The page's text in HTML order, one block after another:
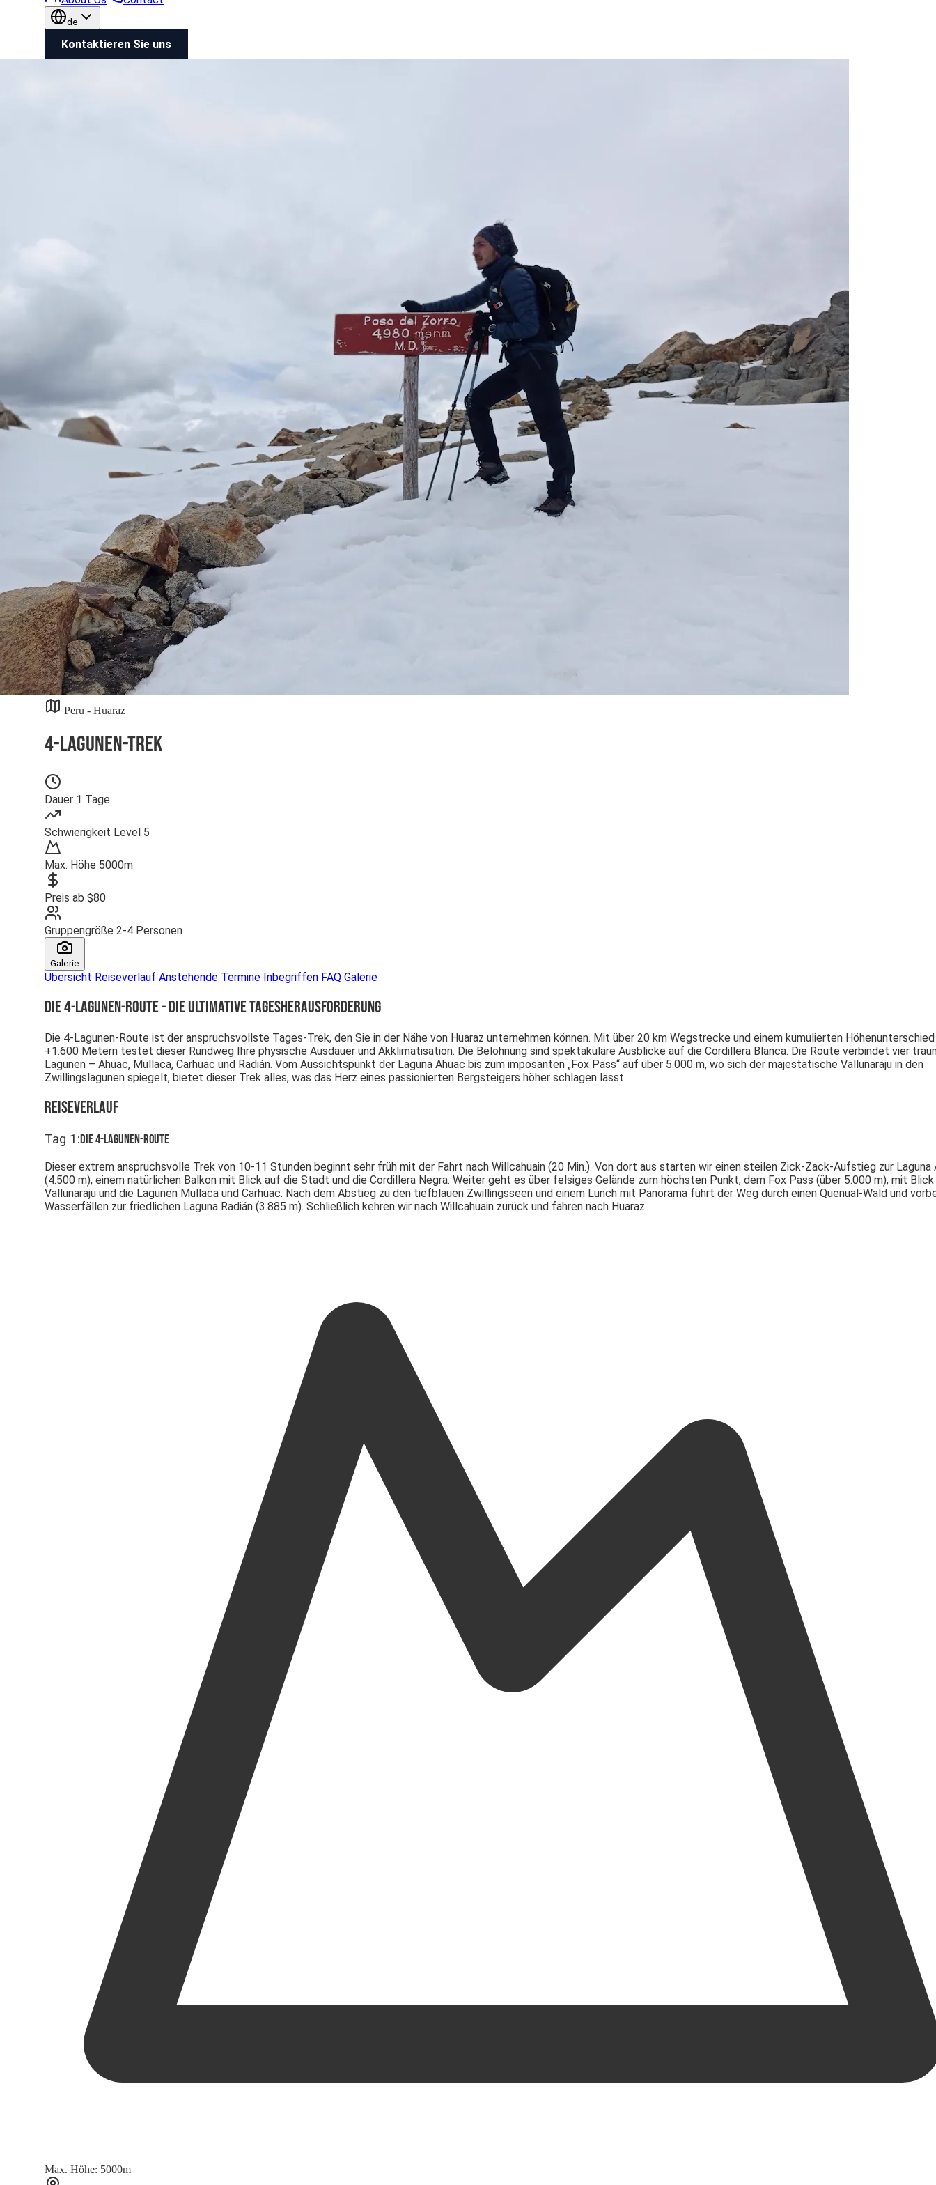
de
Kontaktieren Sie uns
Peru - Huaraz
4-Lagunen-Trek
Dauer 1 Tage
Schwierigkeit Level 5
Max. Höhe 5000m
Preis ab $80
Gruppengröße 2-4 Personen
Galerie
Übersicht Reiseverlauf Anstehende Termine Inbegriffen FAQ Galerie
Die 4-Lagunen-Route - Die ultimative Tagesherausforderung
Die 4-Lagunen-Route ist der anspruchsvollste Tages-Trek, den Sie in der Nähe von Huaraz unternehmen können. Mit über 20 km Wegstrecke und einem kumulierten
+1.600 Metern testet dieser Rundweg Ihre physische Ausdauer und Akklimatisation. Die Belohnung sind spektakuläre Ausblicke auf die Cordillera Blanca. Die Route verbindet vier
Lagunen – Ahuac, Mullaca, Carhuac und Radián. Vom Aussichtspunkt der Laguna Ahuac bis zum imposanten „Fox Pass“ auf über 5.000 m, wo sich der majestätische Vallunaraju in den
Zwillingslagunen spiegelt, bietet dieser Trek alles, was das Herz eines passionierten Bergsteigers höher schlagen lässt.
Reiseverlauf
Tag 1 :Die 4-Lagunen-Route
Dieser extrem anspruchsvolle Trek von 10-11 Stunden beginnt sehr früh mit der Fahrt nach Willcahuain (20 Min.). Von dort aus starten wir einen steilen Zick-Zack-Aufstieg zur Laguna
(4.500 m), einem natürlichen Balkon mit Blick auf die Stadt und die Cordillera Negra. Weiter geht es über felsiges Gelände zum höchsten Punkt, dem Fox Pass (über 5.000 m), mit
Vallunaraju und die Lagunen Mullaca und Carhuac. Nach dem Abstieg zu den tiefblauen Zwillingsseen und einem Lunch mit Panorama führt der Weg durch einen Quenual-Wald und
Wasserfällen zur friedlichen Laguna Radián (3.885 m). Schließlich kehren wir nach Willcahuain zurück und fahren nach Huaraz.
Max. Höhe: 5000m